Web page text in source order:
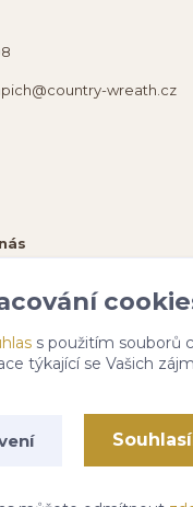
wreath.cz
s použitím souborů
týkající se Vašich